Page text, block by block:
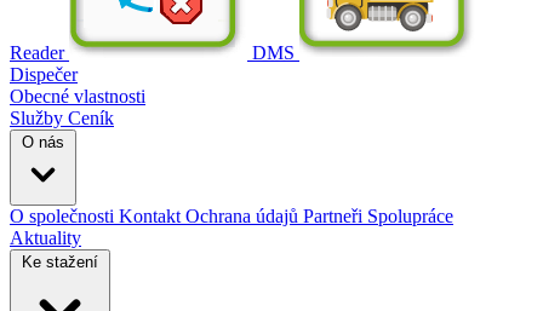
Reader
DMS
Dispečer
Obecné vlastnosti
Služby Ceník
O nás
O společnosti Kontakt Ochrana údajů Partneři Spolupráce
Aktuality
Ke stažení